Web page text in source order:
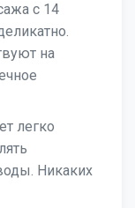
с 14
на
легко
Никаких